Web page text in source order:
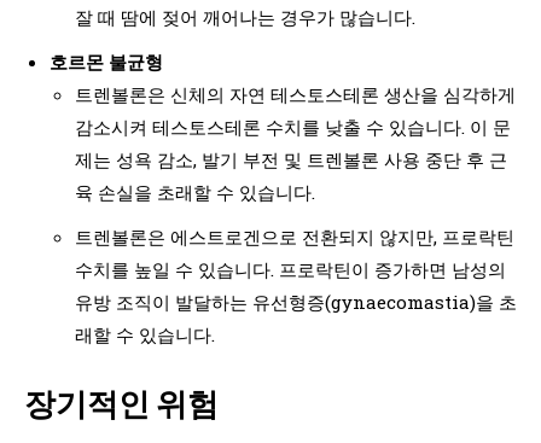
잘 때 땀에 젖어 깨어나는 경우가 많습니다.
호르몬 불균형
트렌볼론은 신체의 자연 테스토스테론 생산을 심각하게
감소시켜 테스토스테론 수치를 낮출 수 있습니다. 이 문
제는 성욕 감소, 발기 부전 및 트렌볼론 사용 중단 후 근
육 손실을 초래할 수 있습니다.
트렌볼론은 에스트로겐으로 전환되지 않지만, 프로락틴
수치를 높일 수 있습니다. 프로락틴이 증가하면 남성의
유방 조직이 발달하는 유선형증(gynaecomastia)을 초
래할 수 있습니다.
장기적인 위험